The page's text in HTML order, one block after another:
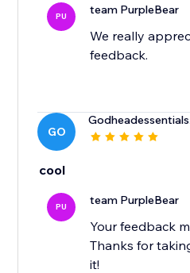
PU team PurpleBear
We really
feedback.
GO
Godheadessentials
cool
PU team PurpleBear
Your feedback
Thanks for
it!